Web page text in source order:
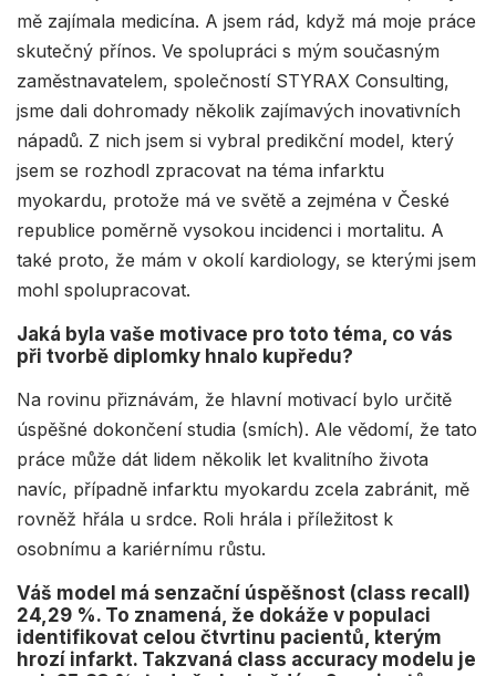
mě zajímala medicína. A jsem rád, když má moje práce
skutečný přínos. Ve spolupráci s mým současným
zaměstnavatelem, společností STYRAX Consulting,
jsme dali dohromady několik zajímavých inovativních
nápadů. Z nich jsem si vybral predikční model, který
jsem se rozhodl zpracovat na téma infarktu
myokardu, protože má ve světě a zejména v České
republice poměrně vysokou incidenci i mortalitu. A
také proto, že mám v okolí kardiology, se kterými jsem
mohl spolupracovat.
Jaká byla vaše motivace pro toto téma, co vás
při tvorbě diplomky hnalo kupředu?
Na rovinu přiznávám, že hlavní motivací bylo určitě
úspěšné dokončení studia (smích). Ale vědomí, že tato
práce může dát lidem několik let kvalitního života
navíc, případně infarktu myokardu zcela zabránit, mě
rovněž hřála u srdce. Roli hrála i příležitost k
osobnímu a kariérnímu růstu.
Váš model má senzační úspěšnost (class recall)
24,29 %. To znamená, že dokáže v populaci
identifikovat celou čtvrtinu pacientů, kterým
hrozí infarkt. Takzvaná class accuracy modelu je